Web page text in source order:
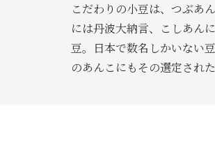
こだわりの小豆は、つぶあ
には丹波大納言、こしあん
豆。日本で数名しかいない
のあんこにもその選定され